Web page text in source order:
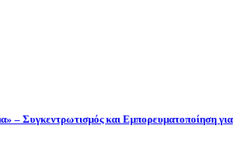
– Συγκεντρωτισμός και Εμπορευματοποίηση για